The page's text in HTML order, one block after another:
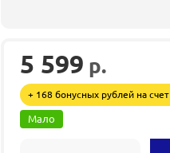
5 599 р.
+ 168 бонусных рублей на счет
Мало